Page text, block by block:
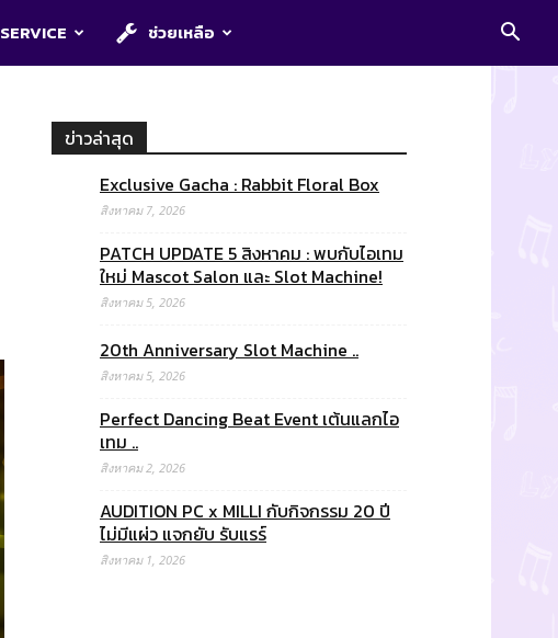
SERVICE ช่วยเหลือ
ข่าวล่าสุด
Exclusive Gacha : Rabbit Floral Box
สิงหาคม 7, 2026
PATCH UPDATE 5 สิงหาคม : พบกับไอเทม
ใหม่ Mascot Salon และ Slot Machine!
สิงหาคม 5, 2026
20th Anniversary Slot Machine ..
สิงหาคม 5, 2026
Perfect Dancing Beat Event เต้นแลกไอ
เทม ..
สิงหาคม 2, 2026
AUDITION PC x MILLI กับกิจกรรม 20 ปี
ไม่มีแผ่ว แจกยับ รับแรร์
สิงหาคม 1, 2026